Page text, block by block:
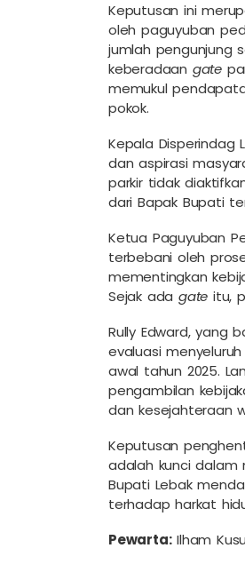
Keputusan ini
oleh paguyuban
jumlah pengunjung
keberadaan gate
memukul
pokok.
Kepala Disperindag
dan aspirasi
parkir tidak
dari Bapak Bupati
Ketua Paguyuban
terbebani oleh
mementingkan
Sejak ada gate itu,
Rully Edward, yang
evaluasi
awal tahun 2025.
pengambilan
dan kesejahteraan
Keputusan
adalah kunci dalam
Bupati Lebak
terhadap harkat
Pewarta:Ilham